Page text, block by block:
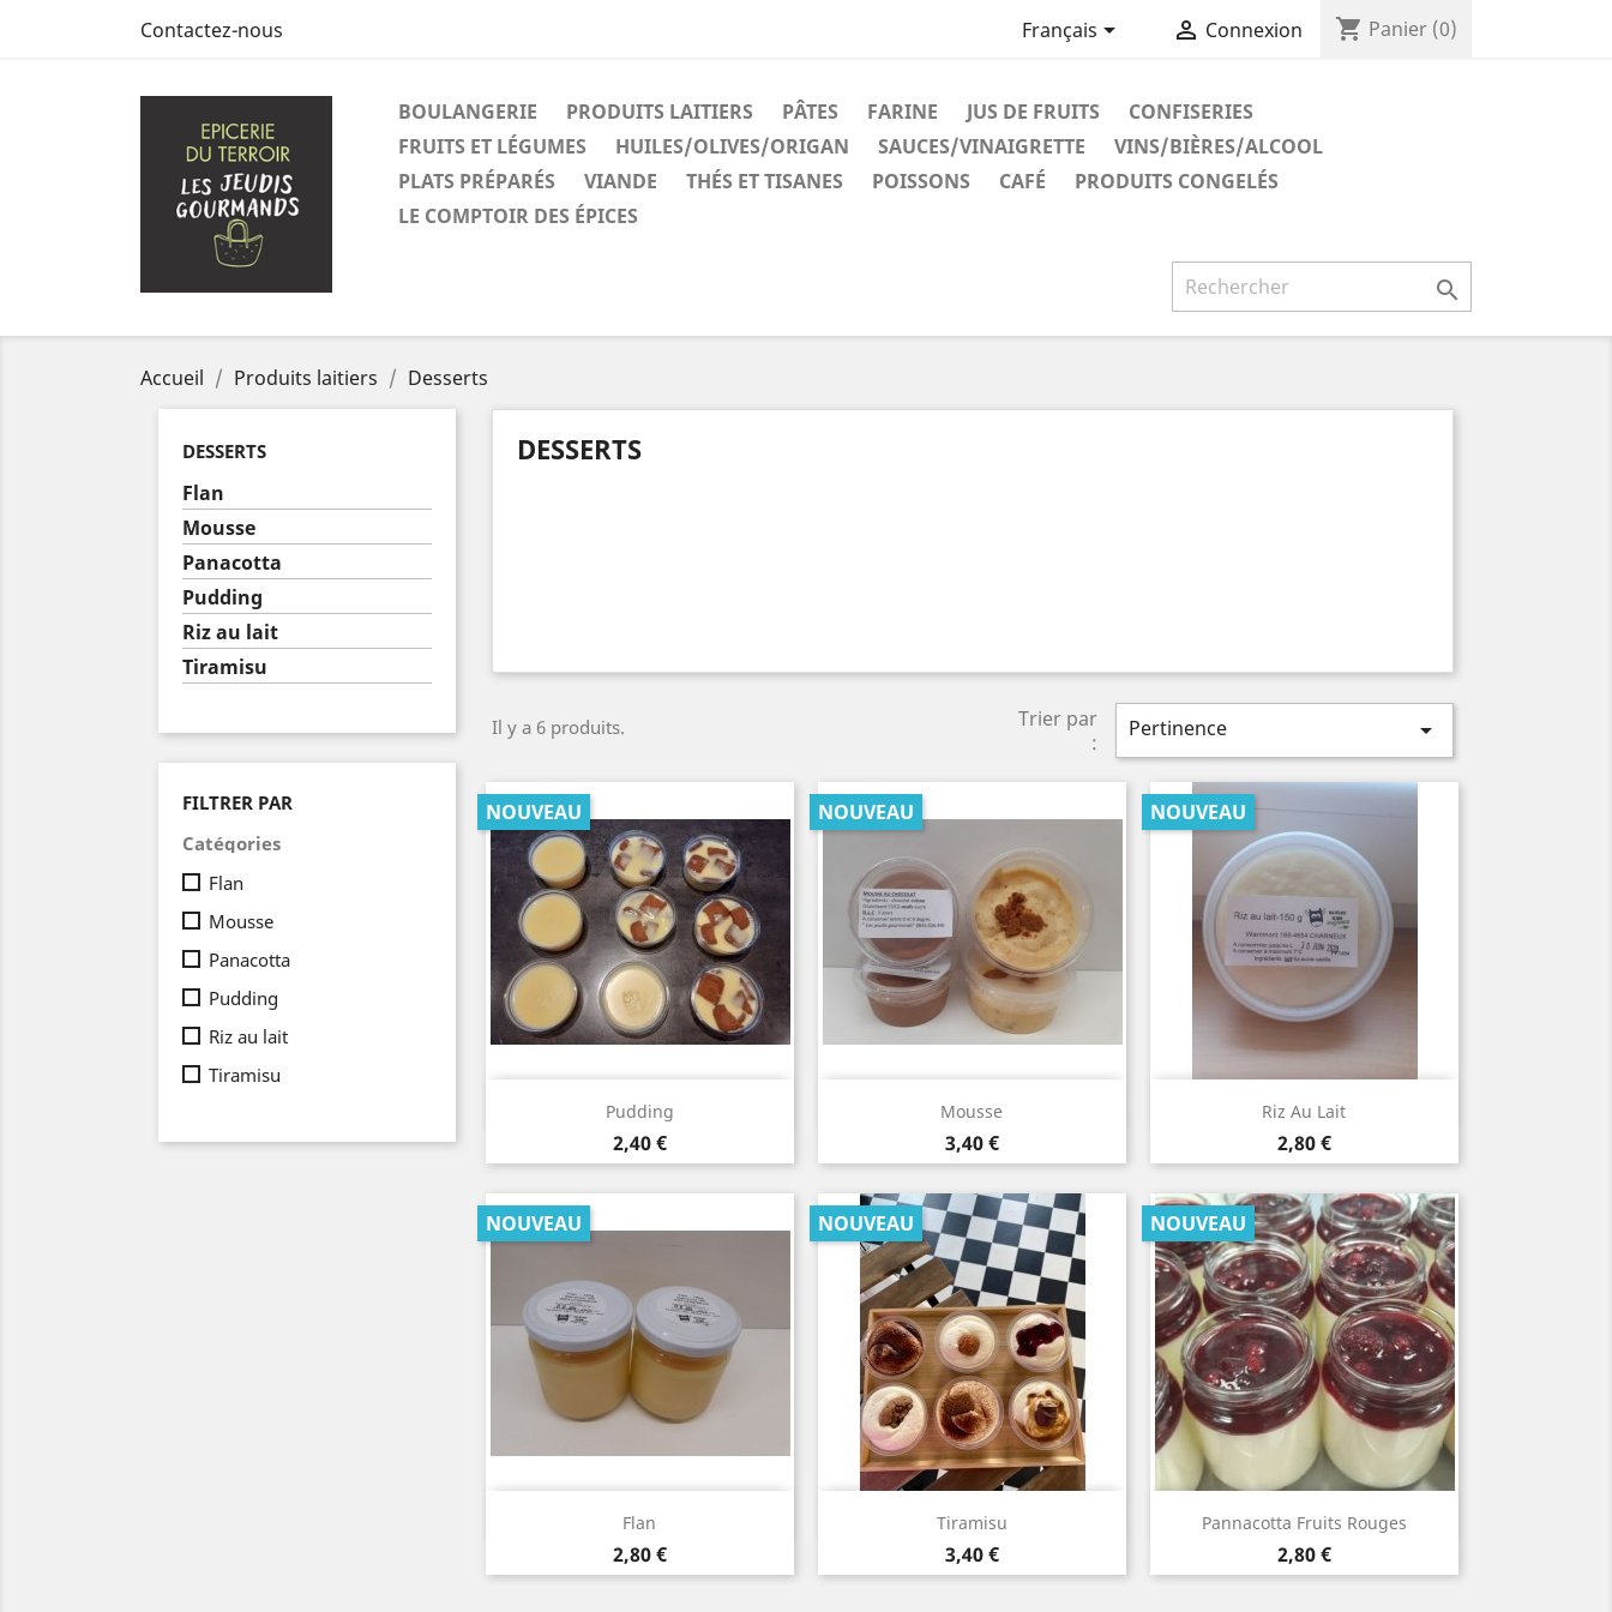
Contactez-nous Français  Connexion shopping_cart Panier (0)
BOULANGERIE PRODUITS LAITIERS PÂTES FARINE JUS DE FRUITS
CONFISERIES
FRUITS ET LÉGUMES
HUILES/OLIVES/ORIGAN SAUCES/VINAIGRETTE
VINS/BIÈRES/ALCOOL
PLATS PRÉPARÉS
VIANDE THÉS ET TISANES POISSONS CAFÉ
PRODUITS CONGELÉS
LE COMPTOIR DES ÉPICES

Accueil Produits laitiers Desserts
DESSERTS
Flan
Mousse
Panacotta
Pudding
Riz au lait
Tiramisu
FILTRER PAR
Catégories
Flan
Mousse
Panacotta
Pudding
Riz au lait
Tiramisu
DESSERTS
Il y a 6 produits.
Trier par
:
Pertinence 
Pudding
Prix
2,40 €
NOUVEAU
Aperçu rapide Mousse
Prix
3,40 €
NOUVEAU
Aperçu rapide Riz Au Lait
Prix
2,80 €
NOUVEAU
Aperçu rapide
Flan
Prix
2,80 €
NOUVEAU
Aperçu rapide Tiramisu
Prix
3,40 €
NOUVEAU
Aperçu rapide Pannacotta Fruits Rouges
Prix
2,80 €
NOUVEAU
Aperçu rapide